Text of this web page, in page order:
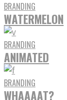
BRANDING
WATERMELON
BRANDING
ANIMATED
BRANDING
WHAAAAT?